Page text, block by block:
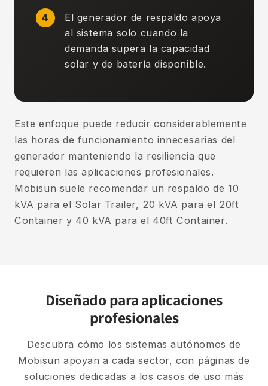
El generador de respaldo apoya
al sistema solo cuando la
demanda supera la capacidad
solar y de batería disponible.
Este enfoque puede reducir considerablemente
las horas de funcionamiento innecesarias del
generador manteniendo la resiliencia que
requieren las aplicaciones profesionales.
Mobisun suele recomendar un respaldo de 10
kVA para el Solar Trailer, 20 kVA para el 20ft
Container y 40 kVA para el 40ft Container.
Diseñado para aplicaciones
profesionales
Descubra cómo los sistemas autónomos de
Mobisun apoyan a cada sector, con páginas de
soluciones dedicadas a los casos de uso más